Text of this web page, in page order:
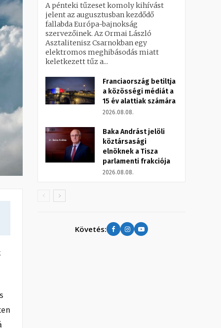
A pénteki tűzeset komoly kihívást
jelent az augusztusban kezdődő
fallabda Európa-bajnokság
szervezőinek. Az Ormai László
Asztalitenisz Csarnokban egy
elektromos meghibásodás miatt
keletkezett tűz a...
Franciaország betiltja
a közösségi médiát a
15 év alattiak számára
2026.08.08.
Baka Andrást jelöli
köztársasági
elnöknek a Tisza
parlamenti frakciója
2026.08.08.
Követés: